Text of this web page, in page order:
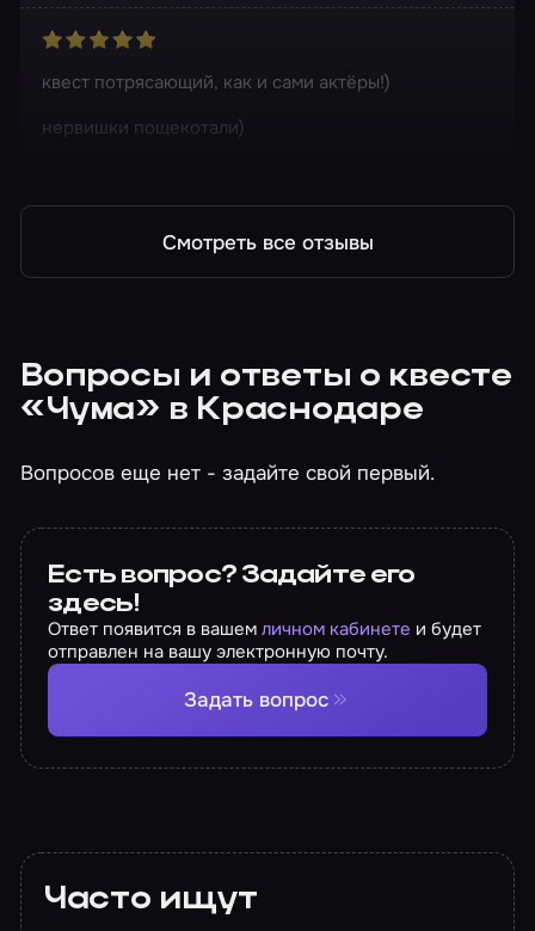
квест потрясающий, как и сами актёры!)
нервишки пощекотали)
Смотреть все отзывы
Вопросы и ответы о квесте
«Чума» в Краснодаре
Вопросов еще нет - задайте свой первый.
Есть вопрос? Задайте его
здесь!
Ответ появится в вашемличном кабинете и будет
отправлен на вашу электронную почту.
Задать вопрос
Часто ищут